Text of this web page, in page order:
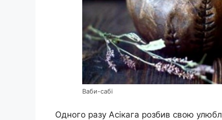
Ваби-сабі
Одного разу Асікага розбив свою